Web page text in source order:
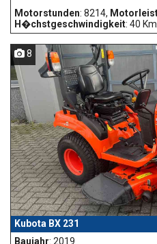
Motorstunden: 8214,
H�chstgeschwindigkeit: 40
8
Kubota BX 231
Baujahr: 2019